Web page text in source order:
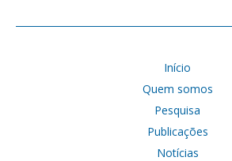
Início
Quem somos
Pesquisa
Publicações
Notícias